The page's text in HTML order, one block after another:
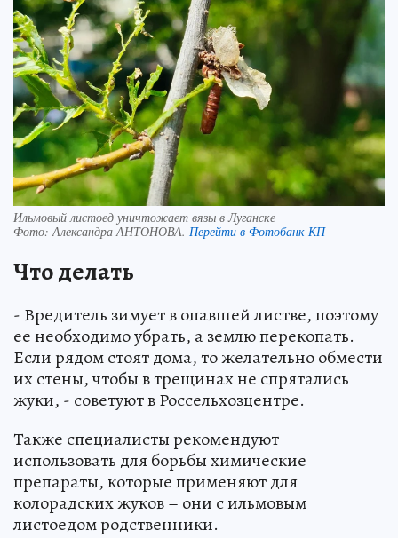
Ильмовый листоед уничтожает вязы в Луганске
Фото:Александра АНТОНОВА. Перейти в Фотобанк КП
Что делать
- Вредитель зимует в опавшей листве, поэтому
ее необходимо убрать, а землю перекопать.
Если рядом стоят дома, то желательно обмести
их стены, чтобы в трещинах не спрятались
жуки, - советуют в Россельхозцентре.
Также специалисты рекомендуют
использовать для борьбы химические
препараты, которые применяют для
колорадских жуков – они с ильмовым
листоедом родственники.